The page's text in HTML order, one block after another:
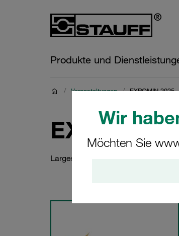
Wir
Möchten Sie
Produkte und
/ Veranstaltungen / EXPOMIN 2025
EXPOMIN
Largest Mining Trade Show of Latin